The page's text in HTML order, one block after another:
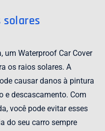
solares
um Waterproof Car Cover
os raios solares. A
causar danos à pintura
e descascamento. Com
você pode evitar esses
do seu carro sempre